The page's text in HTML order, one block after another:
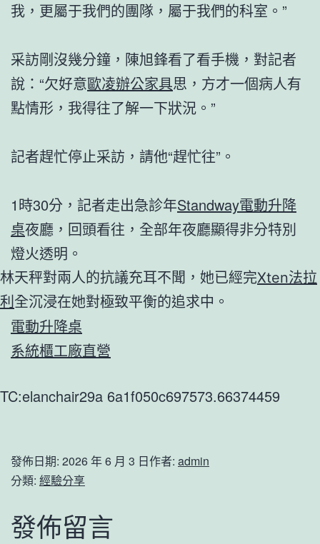
我，更屬于我們的團隊，屬于我們的科室。”
采訪剛沒幾分鐘，陳旭鋒看了看手機，對記者
說：“欠好意歐凌辦公家具思，方才一個病人有
點情形，我得往了解一下狀況。”
記者趕忙停止采訪，請他“趕忙往”。
1時30分，記者走出急診年Standway電動升降
桌夜廳，回頭看往，全部年夜廳顯得非分特別
燈火透明。
林天秤對兩人的抗議充耳不聞，她已經完Xten法拉
利 全沉浸在她對極致平衡的追求中。
電動升降桌
系統櫃工廠直營
TC:elanchair29a 6a1f050c697573.66374459
發佈日期: 2026 年 6 月 3 日作者: admin
分類: 經驗分享
發佈留言